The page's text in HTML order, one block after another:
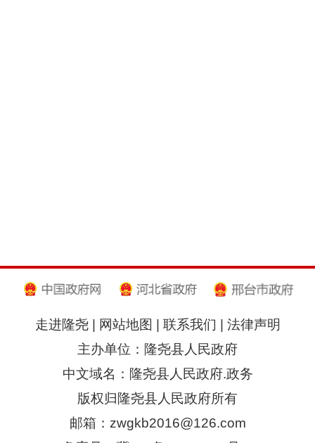
走进隆尧| 网站地图 联系我们
法律声明
主办单位：隆尧县人民政府
中文域名：隆尧县人民政府.政务
版权归隆尧县人民政府所有
邮箱：zwgkb2016@126.com